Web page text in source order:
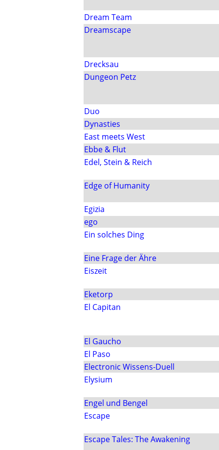
Dream Team
Dreamscape
Drecksau
Dungeon Petz
Duo
Dynasties
East meets West
Ebbe & Flut
Edel, Stein & Reich
Edge of Humanity
Egizia
ego
Ein solches Ding
Eine Frage der Ähre
Eiszeit
Eketorp
El Capitan
El Gaucho
El Paso
Electronic Wissens-Duell
Elysium
Engel und Bengel
Escape
Escape Tales: The Awakening